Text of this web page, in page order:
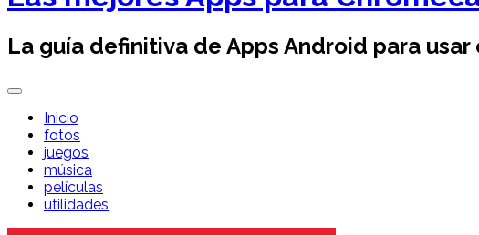
La guía definitiva de Apps Android para
Inicio
fotos
juegos
música
películas
utilidades